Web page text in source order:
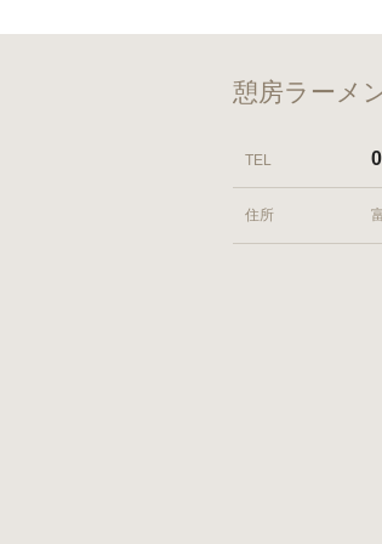
憩房ラーメ
TEL
住所